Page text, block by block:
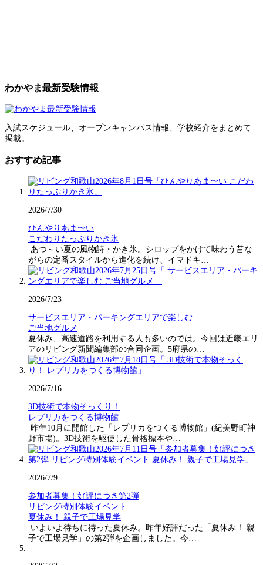
わかやま最新受験情報
入試スケジュール、オープンキャンパス情報、学校紹介をまとめて
掲載。
おすすめ記事
2026/7/30
ひんやりあま〜い
こだわりたっぷりかき氷
あつ～い夏の風物詩・かき氷。シロップをかけて味わう昔な
がらの定番スタイルから進化を続け、イマドキ…
2026/7/23
サービスエリア・パーキングエリアで楽しむ
ご当地グルメ
夏休み、高速道路を利用する人も多いのでは。今回は近畿エリ
アのリビング新聞編集部の合同企画。5府県の…
2026/7/16
3D技術で本物そっくり！
レプリカをつくる博物館
昨年10月に開館した「レプリカをつくる博物館」(紀美野町神
野市場)。3D技術を駆使した骨格標本や…
2026/7/9
参加者募集！好評につき第2弾
リビング特別体験イベント
夏休み！ 親子で工場見学
いよいよ待ちに待った夏休み。昨年好評だった「夏休み！ 親
子で工場見学」の第2弾を企画しました。今…